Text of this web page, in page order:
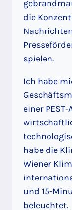
die
spielen.
Ich habe
einer
habe die
Wiener
und 15-
beleuchtet.